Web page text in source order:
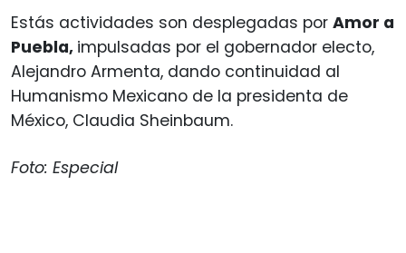
Estás actividades son desplegadas por Amor a
Puebla, impulsadas por el gobernador electo,
Alejandro Armenta, dando continuidad al
Humanismo Mexicano de la presidenta de
México, Claudia Sheinbaum.
Foto: Especial